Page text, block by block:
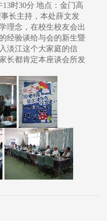
时30分 地点：金门高
长主持，本处薛文发
理念，在校生校友会出
经验谈给与会的新生暨
淡江这个大家庭的信
长都肯定本座谈会所发